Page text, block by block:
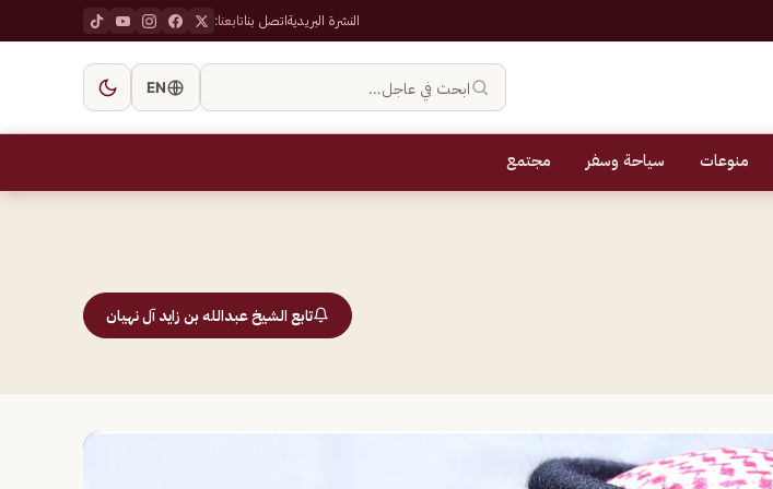
النشرة البريديةاتصل بناتابعنا:
ابحث في عاجل… EN
منوعات سياحة وسفر مجتمع
تابع الشيخ عبدالله بن زايد آل نهيان